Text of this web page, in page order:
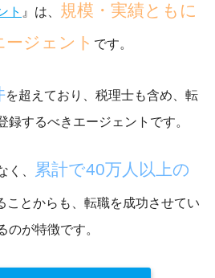
ト 』は、 規模・実績ともに
ジェント です。
を超えており、税理士も含め、転
録するべきエージェントです。
く、
累計で40万人以上の
ことからも、転職を成功させてい
のが特徴です。